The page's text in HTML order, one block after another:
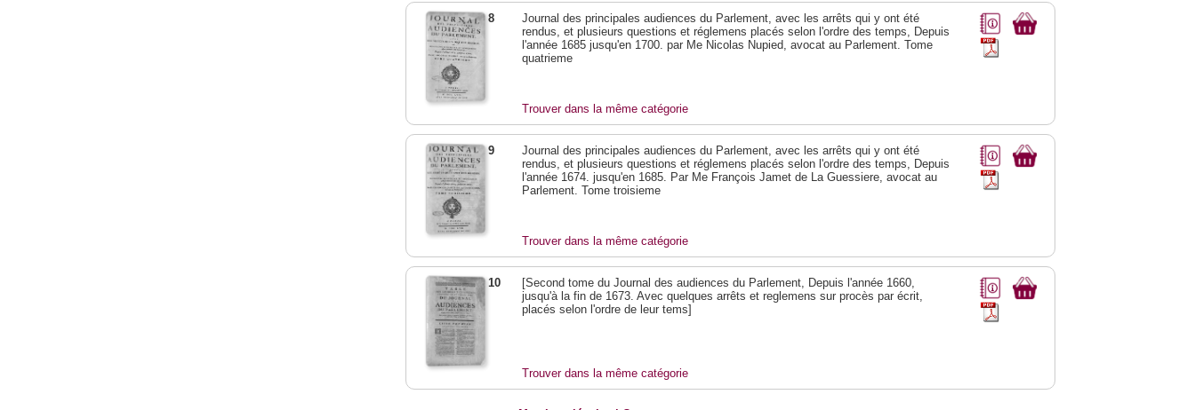
8
Journal des principales audiences du Parlement, avec les arrêts qui y ont été
rendus, et plusieurs questions et réglemens placés selon l'ordre des temps, Depuis
l'année 1685 jusqu'en 1700. par Me Nicolas Nupied, avocat au Parlement. Tome
quatrieme
Trouver dans la même catégorie
9
Journal des principales audiences du Parlement, avec les arrêts qui y ont été
rendus, et plusieurs questions et réglemens placés selon l'ordre des temps, Depuis
l'année 1674. jusqu'en 1685. Par Me François Jamet de La Guessiere, avocat au
Parlement. Tome troisieme
Trouver dans la même catégorie
10
[Second tome du Journal des audiences du Parlement, Depuis l'année 1660,
jusqu'à la fin de 1673. Avec quelques arrêts et reglemens sur procès par écrit,
placés selon l'ordre de leur tems]
Trouver dans la même catégorie